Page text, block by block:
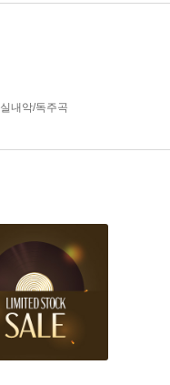
실내악/독주곡